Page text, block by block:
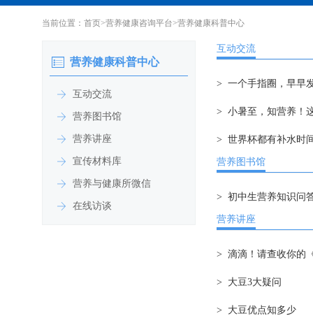
当前位置： 首页>营养健康咨询平台>营养健康科普中心
营养健康科普中心
互动交流
营养图书馆
营养讲座
宣传材料库
营养与健康所微信
在线访谈
互动交流
> 一个手指圈，早早
> 小暑至，知营养！
> 世界杯都有补水时
营养图书馆
> 初中生营养知识问
营养讲座
> 滴滴！请查收你的
> 大豆3大疑问
> 大豆优点知多少